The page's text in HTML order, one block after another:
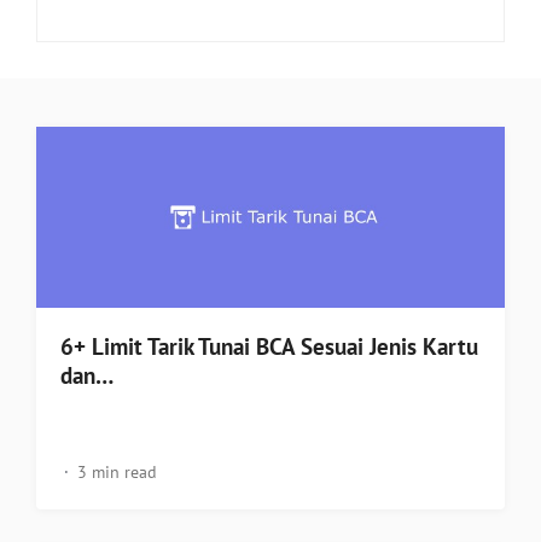
6+ Limit Tarik Tunai BCA Sesuai Jenis Kartu
dan…
3 min read